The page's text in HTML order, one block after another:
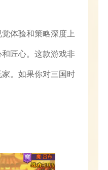
体验和策略深度上
匠心。这款游戏非
。如果你对三国时